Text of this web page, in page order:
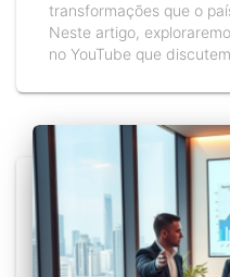
transformações que o
Neste artigo,
no YouTube que